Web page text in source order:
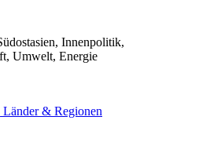
Innenpolitik,
Umwelt, Energie
& Regionen